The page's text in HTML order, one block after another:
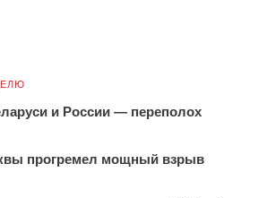
и России — переполох
прогремел мощный взрыв